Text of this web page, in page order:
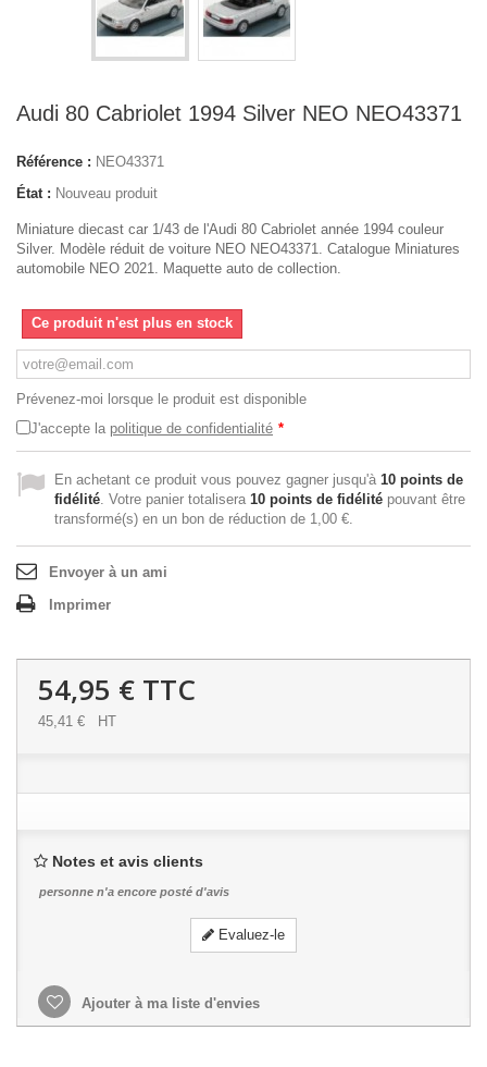
Audi 80 Cabriolet 1994 Silver NEO NEO43371
Référence : NEO43371
État : Nouveau produit
Miniature diecast car 1/43 de l'Audi 80 Cabriolet année 1994 couleur
Silver. Modèle réduit de voiture NEO NEO43371. Catalogue Miniatures
automobile NEO 2021. Maquette auto de collection.
Ce produit n'est plus en stock
Prévenez-moi lorsque le produit est disponible
J'accepte la politique de confidentialité *
En achetant ce produit vous pouvez gagner jusqu'à 10 points de
fidélité. Votre panier totalisera 10 points de fidélité pouvant être
transformé(s) en un bon de réduction de 1,00 €.
Envoyer à un ami
Imprimer
54,95 € TTC
45,41 € HT
Notes et avis clients
personne n'a encore posté d'avis
Evaluez-le
Ajouter à ma liste d'envies